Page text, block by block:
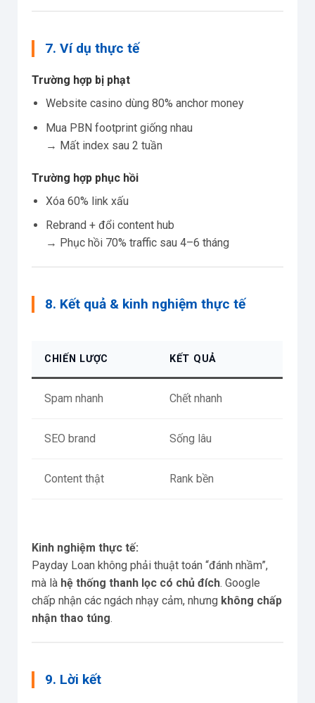
7. Ví dụ thực tế
Trường hợp bị phạt
Website casino dùng 80% anchor money
Mua PBN footprint giống nhau
→ Mất index sau 2 tuần
Trường hợp phục hồi
Xóa 60% link xấu
Rebrand + đổi content hub
→ Phục hồi 70% traffic sau 4–6 tháng
8. Kết quả & kinh nghiệm thực tế
CHIẾN LƯỢC KẾT QUẢ
Spam nhanh Chết nhanh
SEO brand Sống lâu
Content thật Rank bền
Kinh nghiệm thực tế:
Payday Loan không phải thuật toán “đánh nhầm”,
mà là hệ thống thanh lọc có chủ đích. Google
chấp nhận các ngách nhạy cảm, nhưng không chấp
nhận thao túng.
9. Lời kết